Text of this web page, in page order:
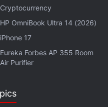
ആഗ്രഹം
കാണിക്കുന്നു.
ഒന്നിലധികം
ആവശ്യമുള്ള
കൂടുതൽ
ജിപിടി 5.2-ൽ
Cryptocurrency
HP OmniBook Ultra 14 (2026)
iPhone 17
Eureka Forbes AP 355 Room
Air Purifier